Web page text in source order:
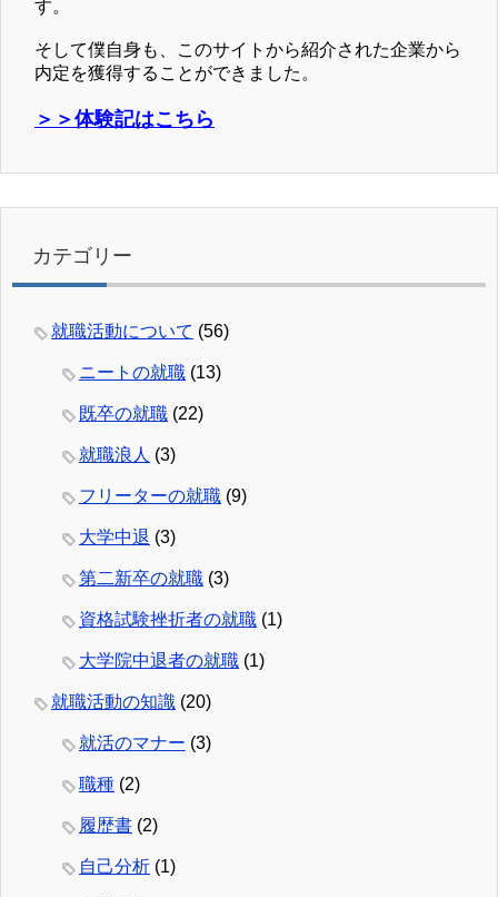
す。
そして僕自身も、このサイトから紹介された企業から
内定を獲得することができました。
＞＞体験記はこちら
カテゴリー
就職活動について (56)
ニートの就職 (13)
既卒の就職 (22)
就職浪人 (3)
フリーターの就職 (9)
大学中退 (3)
第二新卒の就職 (3)
資格試験挫折者の就職 (1)
大学院中退者の就職 (1)
就職活動の知識 (20)
就活のマナー (3)
職種 (2)
履歴書 (2)
自己分析 (1)